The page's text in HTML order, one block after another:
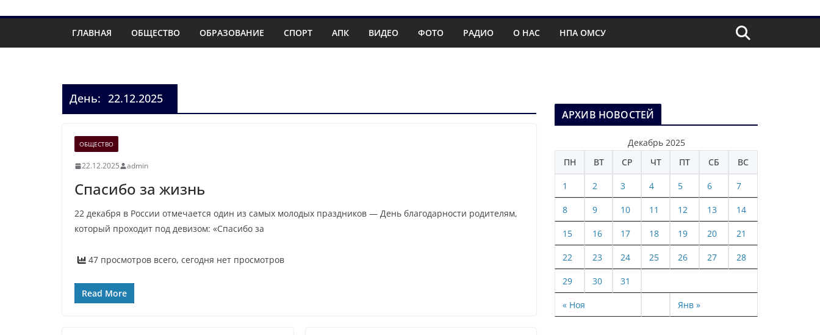
ГЛАВНАЯ ОБЩЕСТВО ОБРАЗОВАНИЕ СПОРТ АПК ВИДЕО ФОТО РАДИО О НАС НПА ОМСУ
День: 22.12.2025
ОБЩЕСТВО
22.12.2025 admin
Спасибо за жизнь
22 декабря в России отмечается один из самых молодых праздников — День благодарности родителям,
который проходит под девизом: «Спасибо за
47 просмотров всего, сегодня нет просмотров
Read More
АРХИВ НОВОСТЕЙ
Декабрь 2025
ПН
ВТ СР ЧТ ПТ СБ ВС
« Ноя Янв »
1 2 3 4 5 6 7
8 9 10 11 12 13 14
15 16 17 18 19 20 21
22 23 24 25 26 27 28
29 30 31